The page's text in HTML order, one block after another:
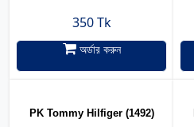
350 Tk
অর্ডার করুন
PK Tommy Hilfiger (1492)